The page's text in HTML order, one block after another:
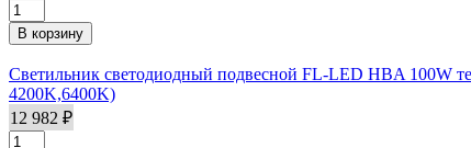
Светильник светодиодный подвесной FL-LED HBA 100W
4200K,6400K)
12 982 ₽